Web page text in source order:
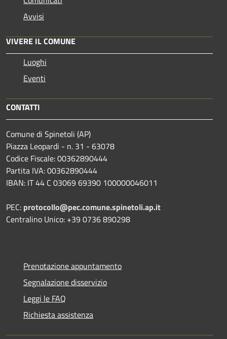
Avvisi
VIVERE IL COMUNE
Luoghi
Eventi
CONTATTI
Comune di Spinetoli (AP)
Piazza Leopardi - n. 31 - 63078
Codice Fiscale: 00362890444
Partita IVA: 00362890444
IBAN: IT 44 C 03069 69390 100000046011
PEC: protocollo@pec.comune.spinetoli.ap.it
Centralino Unico: +39 0736 890298
Prenotazione appuntamento
Segnalazione disservizio
Leggi le FAQ
Richiesta assistenza